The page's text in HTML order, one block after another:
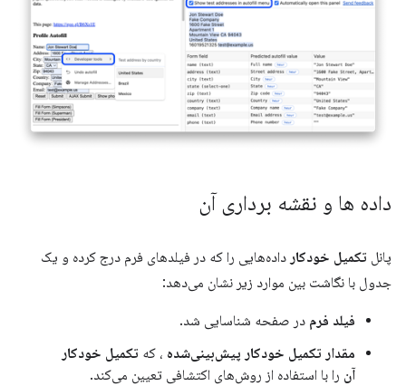
داده ها و نقشه برداری آن
پانل تکمیل خودکار داده‌هایی را که در فیلدهای فرم درج کرده و یک
جدول با نگاشت بین موارد زیر نشان می‌دهد:
فیلد فرم در صفحه شناسایی شد.
مقدار تکمیل خودکار پیش‌بینی‌شده ، که تکمیل خودکار
آن را با استفاده از روش‌های اکتشافی تعیین می‌کند.